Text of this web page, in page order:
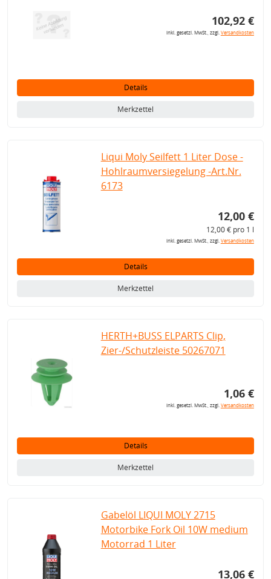
102,92 €
inkl. gesetzl. MwSt., zzgl.Versandkosten
Details
Merkzettel
Liqui Moly Seilfett 1 Liter Dose -
Hohlraumversiegelung -Art.Nr.
6173
12,00 €
12,00 € pro 1 l
inkl. gesetzl. MwSt., zzgl.Versandkosten
Details
Merkzettel
HERTH+BUSS ELPARTS Clip,
Zier-/Schutzleiste 50267071
1,06 €
inkl. gesetzl. MwSt., zzgl.Versandkosten
Details
Merkzettel
Gabelöl LIQUI MOLY 2715
Motorbike Fork Oil 10W medium
Motorrad 1 Liter
13,06 €